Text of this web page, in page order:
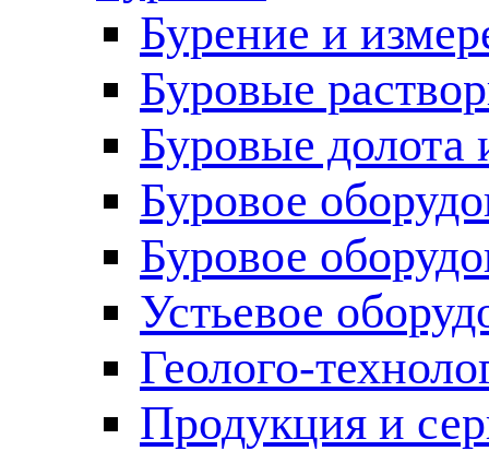
Бурение и
Буровые
Буровые долота
Буровое
Буровое
Устьевое
Геолого-
Продукция и